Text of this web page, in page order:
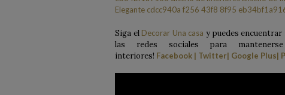
Siga el Decorar Una casa y puedes
las redes sociales para
interiores! Facebook | Twitter| Google Plus|